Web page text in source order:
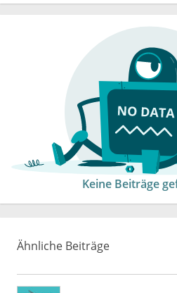
Keine Beiträge
Ähnliche Beiträge